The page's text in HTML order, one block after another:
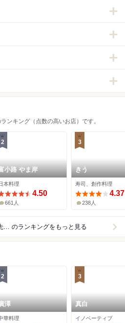
ンキング（点数の高いお店）です。
2
小路 やま岸
本料理
4.50
661人
3
きう
寿司、創作料理
4.37
238人
河原町・木屋町・先斗町×和食 のランキングをもっと見る
2
澤
華料理
3
真白
イノベーティブ